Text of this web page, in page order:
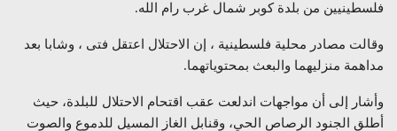
فلسطينيين من بلدة كوبر شمال غرب رام الله.
وقالت مصادر محلية فلسطينية ، إن الاحتلال اعتقل فتى ، وشابا بعد
مداهمة منزليهما والبعث بمحتوياتهما.
وأشار إلى أن مواجهات اندلعت عقب اقتحام الاحتلال للبلدة، حيث
أطلق الجنود الرصاص الحي، وقنابل الغاز المسيل للدموع والصوت